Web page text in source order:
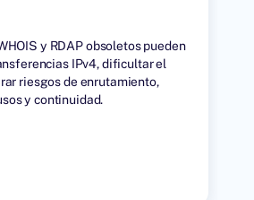
y RDAP obsoletos pueden
IPv4, dificultar el
riesgos de enrutamiento,
y continuidad.